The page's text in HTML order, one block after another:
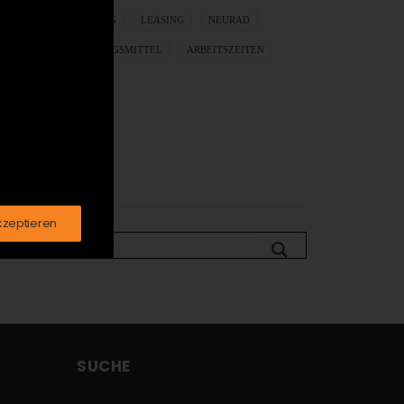
TUNING LEASING NEURAD
REINIGUNGSMITTEL ARBEITSZEITEN
SUCHE